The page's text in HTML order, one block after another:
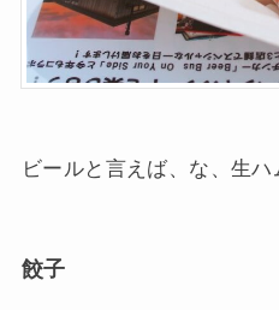
ビールと言えば、な、生ハ
餃子